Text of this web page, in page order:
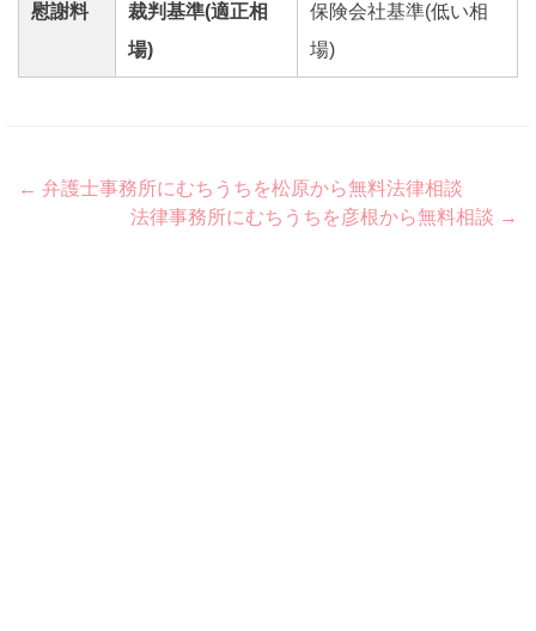
慰謝料
裁判基準(適正相
場)
保険会社基準(低い相
場)
Post
navigation
← 弁護士事務所にむちうちを松原から無料法律相談
法律事務所にむちうちを彦根から無料相談 →